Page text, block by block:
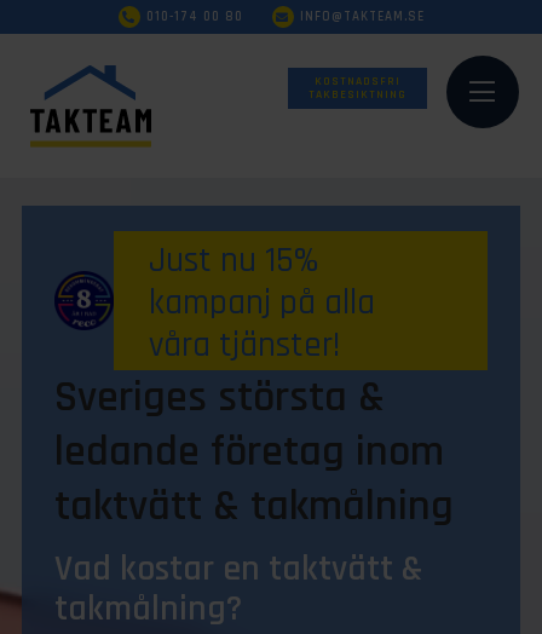
010-174 00 80 INFO@TAKTEAM.SE
KOSTNADSFRI
TAKBESIKTNING
Just nu 15%
kampanj på alla
våra tjänster!
Sveriges största &
ledande företag inom
taktvätt & takmålning
Vad kostar en taktvätt &
takmålning?